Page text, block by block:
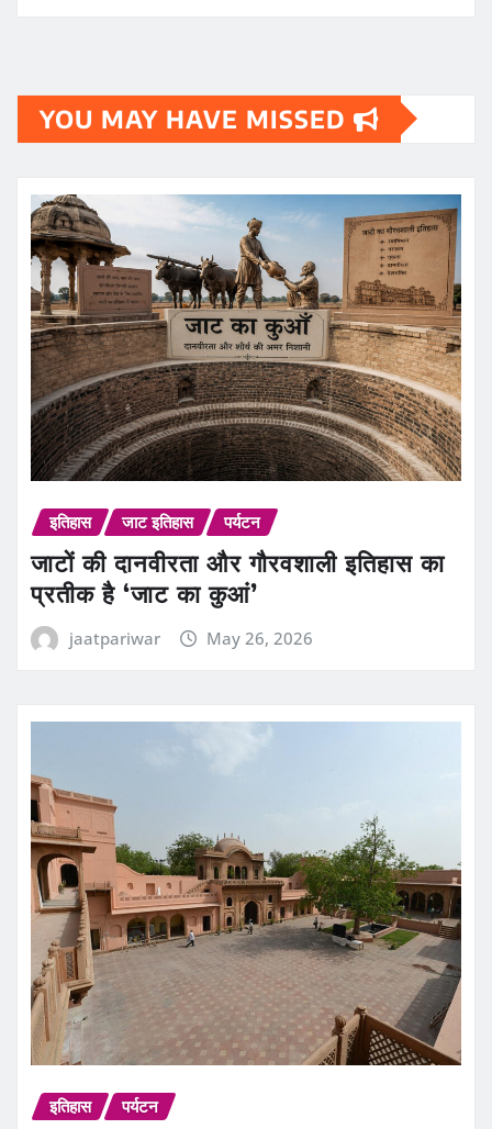
YOU MAY HAVE MISSED
इतिहास जाट इतिहास पर्यटन
जाटों की दानवीरता और गौरवशाली इतिहास का
प्रतीक है ‘जाट का कुआं’
jaatpariwar May 26, 2026
इतिहास पर्यटन